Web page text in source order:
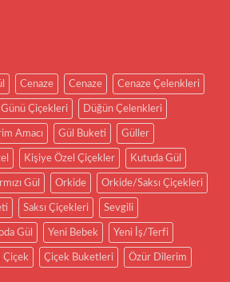
Cenaze Cenaze Cenaze Çelenkleri
Günü Çiçekleri Düğün Çelenkleri
Amacı Gül Buketi Güller
Kişiye Özel Çiçekler Kutuda Gül
Gül Orkide Orkide/Saksı Çiçekleri
Saksı Çiçekleri Sevgili
Gül Yeni Bebek Yeni İş/Terfi
Çiçek Çiçek Buketleri Özür Dilerim